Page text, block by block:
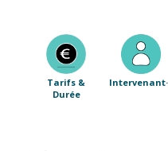
Tarifs &
Durée